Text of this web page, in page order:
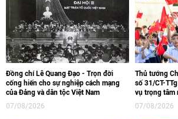
Đồng chí Lê Quang Đạo - Trọn đời
cống hiến cho sự nghiệp cách mạng
của Đảng và dân tộc Việt Nam
07/08/2026
Thủ tướng
số 31/CT-
vụ trọng tâm
07/08/2026